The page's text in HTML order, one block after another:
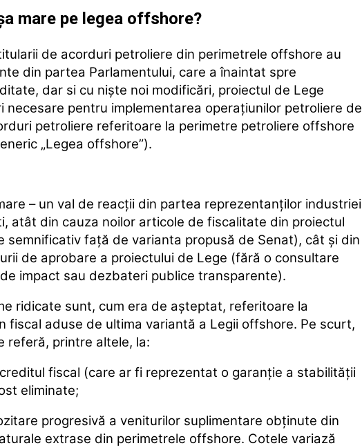
mare pe legea offshore?
de acorduri petroliere din perimetrele offshore au
din partea Parlamentului, care a înaintat spre
dar si cu niște noi modificări, proiectul de Lege
necesare pentru implementarea operaţiunilor petroliere de
petroliere referitoare la perimetre petroliere offshore
„Legea offshore”).
– un val de reacţii din partea reprezentanţilor industriei
atât din cauza noilor articole de fiscalitate din proiectul
semnificativ față de varianta propusă de Senat), cât şi din
de aprobare a proiectului de Lege (fără o consultare
impact sau dezbateri publice transparente).
ridicate sunt, cum era de aşteptat, referitoare la
fiscal aduse de ultima variantă a Legii offshore. Pe scurt,
referă, printre altele, la:
fiscal (care ar fi reprezentat o garanție a stabilității
eliminate;
progresivă a veniturilor suplimentare obţinute din
extrase din perimetrele offshore. Cotele variază